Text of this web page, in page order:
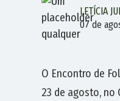
LETÍCIA
07 de
O Encontro de
23 de agosto, no